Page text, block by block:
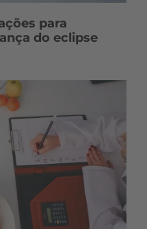
para
do eclipse